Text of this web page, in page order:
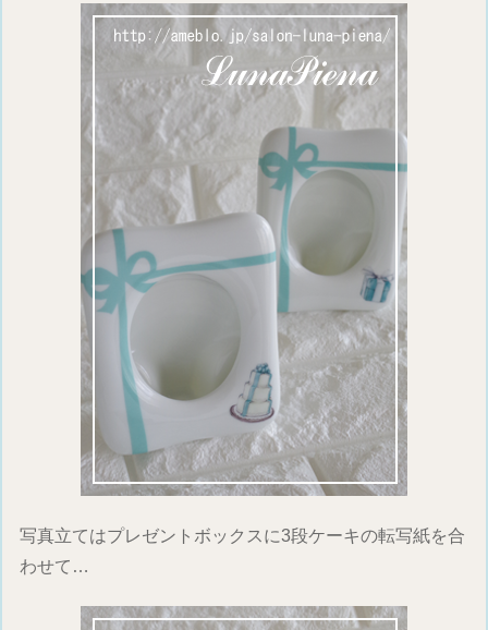
写真立てはプレゼントボックスに3段ケーキの転写紙を合
わせて…